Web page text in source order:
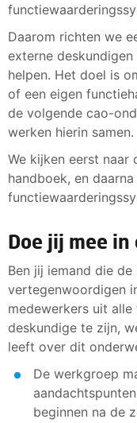
Daarom richten we
externe
helpen. Het doel is
of een eigen
de volgende cao-
werken hierin samen.
We kijken eerst naar
handboek, en
Doe jij mee
Ben jij iemand die
vertegenwoordigen
medewerkers uit
deskundige te zijn,
leeft over dit
De werkgroep
beginnen na de